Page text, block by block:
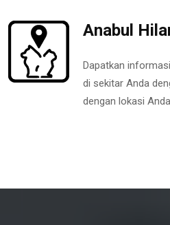
Anabul
Dapatkan
di sekitar Anda
dengan lokasi